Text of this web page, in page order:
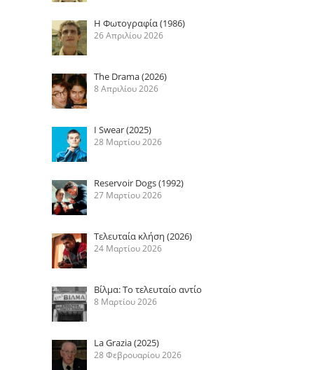
Η Φωτογραφία (1986)
26 Απριλίου 2026
The Drama (2026)
8 Απριλίου 2026
I Swear (2025)
28 Μαρτίου 2026
Reservoir Dogs (1992)
27 Μαρτίου 2026
Τελευταία κλήση (2026)
24 Μαρτίου 2026
Βίλμα: Το τελευταίο αντίο
8 Μαρτίου 2026
La Grazia (2025)
28 Φεβρουαρίου 2026